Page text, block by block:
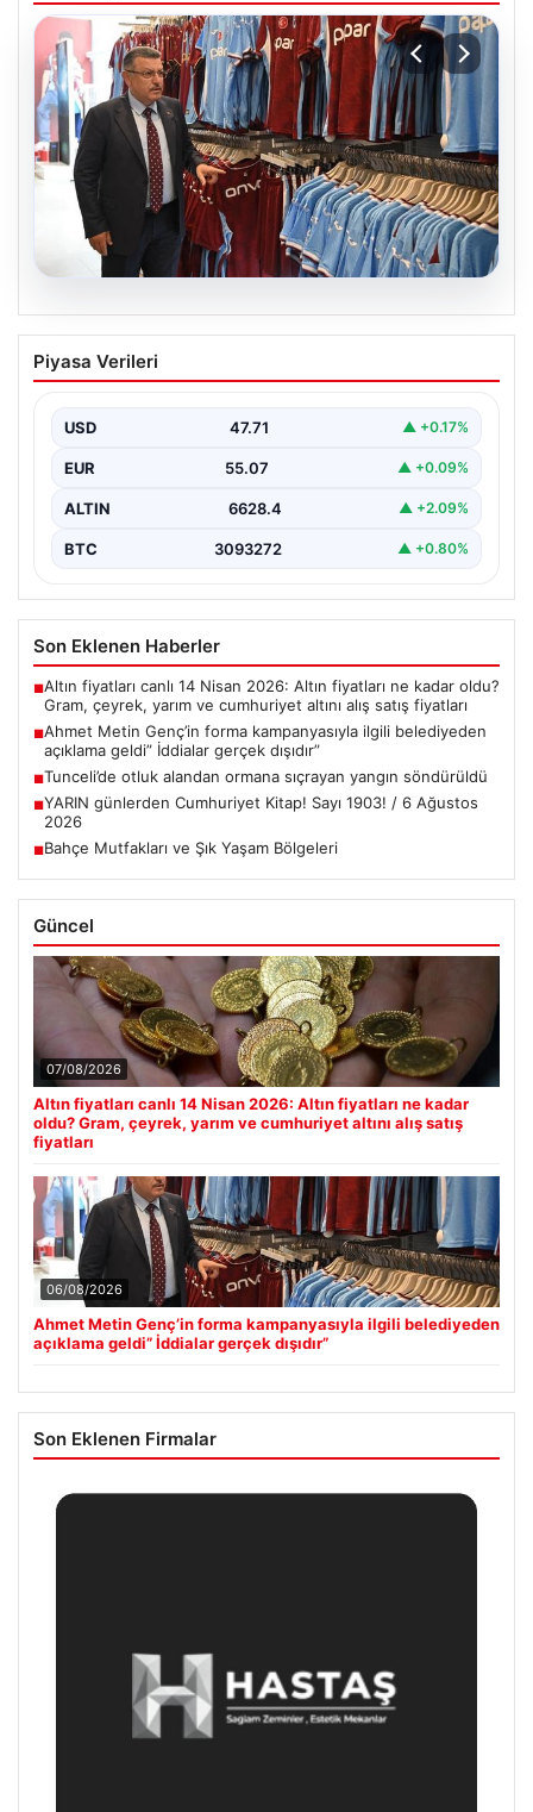
Ahmet Metin Genç’in forma
kampanyasıyla ilgili belediyeden
Piyasa Verileri
USD 47.71 ▲ +0.17%
EUR 55.07 ▲ +0.09%
ALTIN 6628.4 ▲ +2.09%
BTC 3093272 ▲ +0.80%
Son Eklenen Haberler
■Altın fiyatları canlı 14 Nisan 2026: Altın fiyatları ne kadar oldu?
Gram, çeyrek, yarım ve cumhuriyet altını alış satış fiyatları
■Ahmet Metin Genç’in forma kampanyasıyla ilgili belediyeden
açıklama geldi” İddialar gerçek dışıdır”
■Tunceli’de otluk alandan ormana sıçrayan yangın söndürüldü
■YARIN günlerden Cumhuriyet Kitap! Sayı 1903! / 6 Ağustos
2026
■Bahçe Mutfakları ve Şık Yaşam Bölgeleri
Güncel
07/08/2026
Altın fiyatları canlı 14 Nisan 2026: Altın fiyatları ne kadar
oldu? Gram, çeyrek, yarım ve cumhuriyet altını alış satış
fiyatları
06/08/2026
Ahmet Metin Genç’in forma kampanyasıyla ilgili belediyeden
açıklama geldi” İddialar gerçek dışıdır”
Son Eklenen Firmalar